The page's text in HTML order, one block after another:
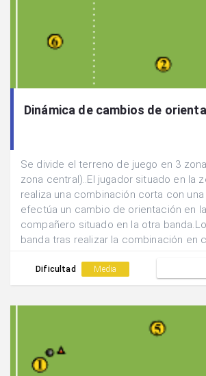
Dinámica de cambios de
Se divide el terreno de juego en 3
zona central)..El jugador situado en la
realiza una combinación corta con
efectúa un cambio de orientación en
compañero situado en la otra
banda tras realizar la combinación en
Dificultad Media